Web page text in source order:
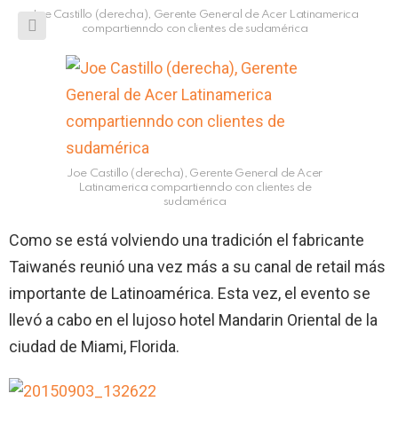
Joe Castillo (derecha), Gerente General de Acer Latinamerica
compartienndo con clientes de sudamérica
Joe Castillo (derecha), Gerente General de Acer
Latinamerica compartienndo con clientes de
sudamérica
Como se está volviendo una tradición el fabricante
Taiwanés reunió una vez más a su canal de retail más
importante de Latinoamérica. Esta vez, el evento se
llevó a cabo en el lujoso hotel Mandarin Oriental de la
ciudad de Miami, Florida.